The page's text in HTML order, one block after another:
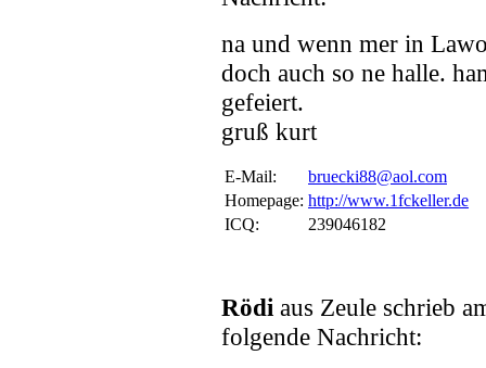
na und wenn mer in
doch auch so ne halle.
gefeiert.
gruß kurt
E-Mail:
bruecki88@aol.com
Homepage: http://www.1fckeller.de
ICQ:
239046182
Rödi aus Zeule schrieb
folgende Nachricht: